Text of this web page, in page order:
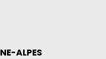
ALPES